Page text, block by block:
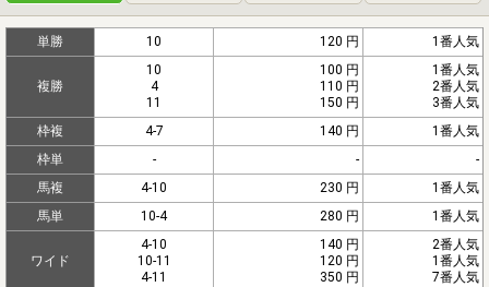
単勝 10 120 円 1番人気
複勝
10
4
11
100 円
110 円
150 円
1番人気
2番人気
3番人気
枠複
4-7 140 円
1番人気
枠単
- -
-
馬複
4-10 230 円
1番人気
馬単
10-4 280 円 1番人気
ワイド
4-10
10-11
4-11
140 円
120 円
350 円
2番人気
1番人気
7番人気